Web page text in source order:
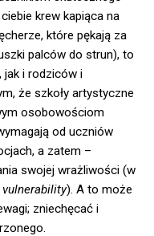
krew kapiąca na
które pękają za
palców do strun), to
jak i rodziców i
że szkoły artystyczne
osobowościom
od uczniów
a zatem –
swojej wrażliwości (w
vulnerability). A to może
zniechęcać i